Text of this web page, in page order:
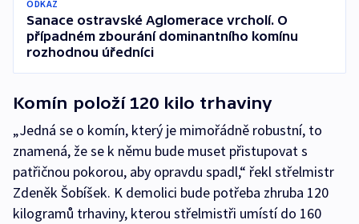
ODKAZ
Sanace ostravské Aglomerace vrcholí. O
případném zbourání dominantního komínu
rozhodnou úředníci
Komín položí 120 kilo trhaviny
„Jedná se o komín, který je mimořádně robustní, to
znamená, že se k němu bude muset přistupovat s
patřičnou pokorou, aby opravdu spadl,“ řekl střelmistr
Zdeněk Šobíšek. K demolici bude potřeba zhruba 120
kilogramů trhaviny, kterou střelmistři umístí do 160